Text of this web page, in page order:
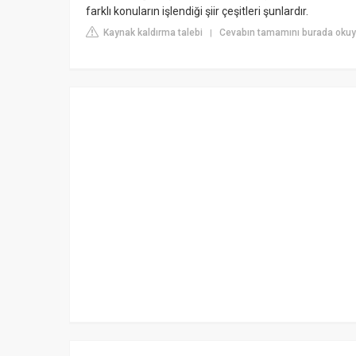
farklı konuların işlendiği şiir çeşitleri şunlardır.
Kaynak kaldırma talebi | Cevabın tamamını burada